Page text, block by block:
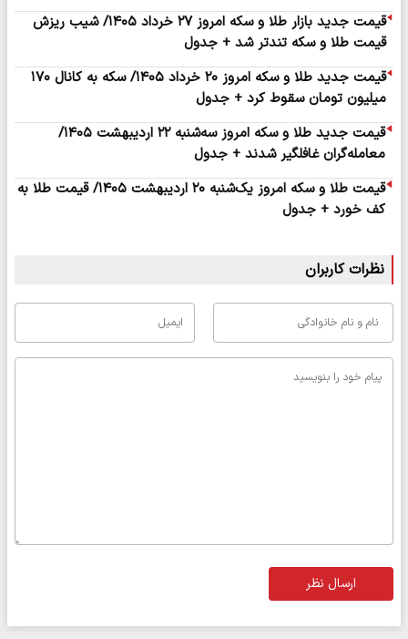
قیمت جدید بازار طلا و سکه امروز ۲۷ خرداد ۱۴۰۵/ شیب ریزش
قیمت طلا و سکه تندتر شد + جدول
قیمت جدید طلا و سکه امروز ۲۰ خرداد ۱۴۰۵/ سکه به کانال ۱۷۰
میلیون تومان سقوط کرد + جدول
قیمت جدید طلا و سکه امروز سه‌شنبه ۲۲ اردیبهشت ۱۴۰۵/
معامله‌گران غافلگیر شدند + جدول
قیمت طلا و سکه امروز یک‌شنبه ۲۰ اردیبهشت ۱۴۰۵/ قیمت طلا به
کف خورد + جدول
نظرات کاربران
ارسال نظر